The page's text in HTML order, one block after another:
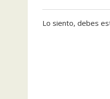
Lo siento, debes